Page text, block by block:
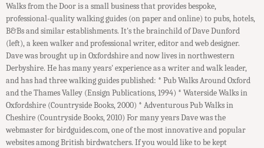
Walks from the Door is a small business that provides bespoke,
professional-quality walking guides (on paper and online) to pubs, hotels,
B&Bs and similar establishments. It's the brainchild of Dave Dunford
(left), a keen walker and professional writer, editor and web designer.
Dave was brought up in Oxfordshire and now lives in northwestern
Derbyshire. He has many years' experience as a writer and walk leader,
and has had three walking guides published: * Pub Walks Around Oxford
and the Thames Valley (Ensign Publications, 1994) * Waterside Walks in
Oxfordshire (Countryside Books, 2000) * Adventurous Pub Walks in
Cheshire (Countryside Books, 2010) For many years Dave was the
webmaster for birdguides.com, one of the most innovative and popular
websites among British birdwatchers. If you would like to be kept